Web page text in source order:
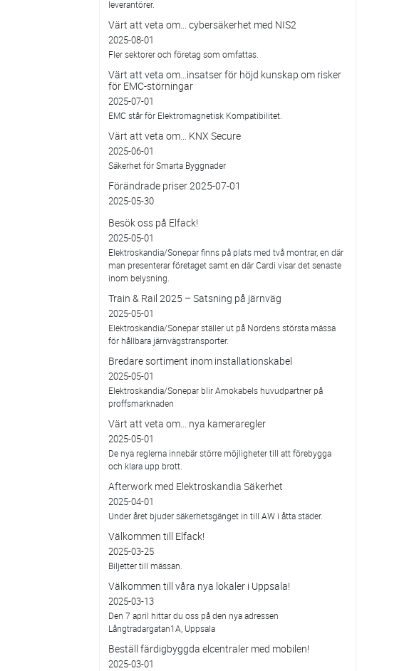
leverantörer.
Värt att veta om... cybersäkerhet med NIS2
2025-08-01
Fler sektorer och företag som omfattas.
Värt att veta om…insatser för höjd kunskap om risker
för EMC-störningar
2025-07-01
EMC står för Elektromagnetisk Kompatibilitet.
Värt att veta om… KNX Secure
2025-06-01
Säkerhet för Smarta Byggnader
Förändrade priser 2025-07-01
2025-05-30
Besök oss på Elfack!
2025-05-01
Elektroskandia/Sonepar finns på plats med två montrar, en där
man presenterar företaget samt en där Cardi visar det senaste
inom belysning.
Train & Rail 2025 – Satsning på järnväg
2025-05-01
Elektroskandia/Sonepar ställer ut på Nordens största mässa
för hållbara järnvägstransporter.
Bredare sortiment inom installationskabel
2025-05-01
Elektroskandia/Sonepar blir Amokabels huvudpartner på
proffsmarknaden
Värt att veta om... nya kameraregler
2025-05-01
De nya reglerna innebär större möjligheter till att förebygga
och klara upp brott.
Afterwork med Elektroskandia Säkerhet
2025-04-01
Under året bjuder säkerhetsgänget in till AW i åtta städer.
Välkommen till Elfack!
2025-03-25
Biljetter till mässan.
Välkommen till våra nya lokaler i Uppsala!
2025-03-13
Den 7 april hittar du oss på den nya adressen
Långtradargatan1A, Uppsala
Beställ färdigbyggda elcentraler med mobilen!
2025-03-01